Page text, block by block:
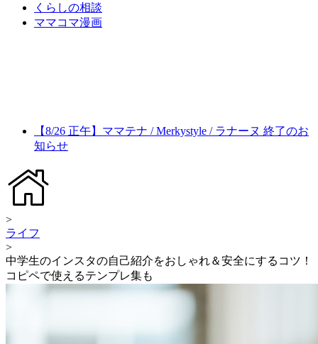
くらしの相談
ママコマ漫画
【8/26 正午】ママテナ / Merkystyle / ラナーヌ 終了のお
知らせ
>
ライフ
>
中学生のインスタの自己紹介をおしゃれ＆安全にするコツ！
コピペで使えるテンプレ集も